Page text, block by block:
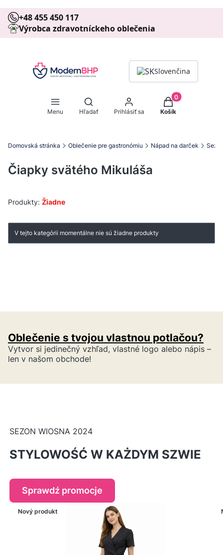
+48 455 450 117
Výrobca zdravotníckeho oblečenia
Slovenčina
Menu
Otvoriť vyhľadávač
Hľadať Prihlásiť sa
Produkty v
Košík
Domovská stránka Oblečenie pre gastronómiu Nápad na darček
Čiapky svätého Mikuláša
Produkty: Žiadne
Zoznam produktov
V tejto kategórii momentálne nie sú žiadne produkty
Oblečenie s tvojou vlastnou potlačou?
Vytvor si jedinečný vzhľad, vlastné logo alebo nápis –
len v našom obchode!
SEZON WIOSNA 2024
STYLOWOŚĆ W KAŻDYM SZWIE
Sprawdź promocje
Nový produkt